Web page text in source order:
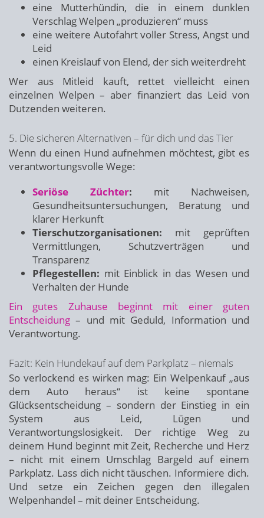
eine Mutterhündin, die in einem dunklen
Verschlag Welpen „produzieren“ muss
eine weitere Autofahrt voller Stress, Angst und
Leid
einen Kreislauf von Elend, der sich weiterdreht
Wer aus Mitleid kauft, rettet vielleicht einen
einzelnen Welpen – aber finanziert das Leid von
Dutzenden weiteren.
5. Die sicheren Alternativen – für dich und das Tier
Wenn du einen Hund aufnehmen möchtest, gibt es
verantwortungsvolle Wege:
Seriöse Züchter: mit Nachweisen,
Gesundheitsuntersuchungen, Beratung und
klarer Herkunft
Tierschutzorganisationen: mit geprüften
Vermittlungen, Schutzverträgen und
Transparenz
Pflegestellen: mit Einblick in das Wesen und
Verhalten der Hunde
Ein gutes Zuhause beginnt mit einer guten
Entscheidung – und mit Geduld, Information und
Verantwortung.
Fazit: Kein Hundekauf auf dem Parkplatz – niemals
So verlockend es wirken mag: Ein Welpenkauf „aus
dem Auto heraus“ ist keine spontane
Glücksentscheidung – sondern der Einstieg in ein
System aus Leid, Lügen und
Verantwortungslosigkeit. Der richtige Weg zu
deinem Hund beginnt mit Zeit, Recherche und Herz
– nicht mit einem Umschlag Bargeld auf einem
Parkplatz. Lass dich nicht täuschen. Informiere dich.
Und setze ein Zeichen gegen den illegalen
Welpenhandel – mit deiner Entscheidung.